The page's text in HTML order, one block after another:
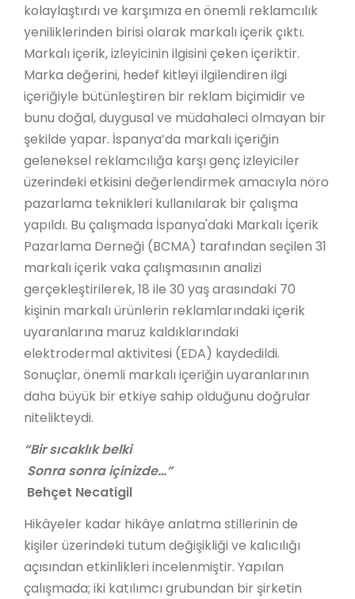
kolaylaştırdı ve karşımıza en önemli reklamcılık
yeniliklerinden birisi olarak markalı içerik çıktı.
Markalı içerik, izleyicinin ilgisini çeken içeriktir.
Marka değerini, hedef kitleyi ilgilendiren ilgi
içeriğiyle bütünleştiren bir reklam biçimidir ve
bunu doğal, duygusal ve müdahaleci olmayan bir
şekilde yapar. İspanya’da markalı içeriğin
geleneksel reklamcılığa karşı genç izleyiciler
üzerindeki etkisini değerlendirmek amacıyla nöro
pazarlama teknikleri kullanılarak bir çalışma
yapıldı. Bu çalışmada İspanya'daki Markalı İçerik
Pazarlama Derneği (BCMA) tarafından seçilen 31
markalı içerik vaka çalışmasının analizi
gerçekleştirilerek, 18 ile 30 yaş arasındaki 70
kişinin markalı ürünlerin reklamlarındaki içerik
uyaranlarına maruz kaldıklarındaki
elektrodermal aktivitesi (EDA) kaydedildi.
Sonuçlar, önemli markalı içeriğin uyaranlarının
daha büyük bir etkiye sahip olduğunu doğrular
nitelikteydi.
“Bir sıcaklık belki
Sonra sonra içinizde…”
Behçet Necatigil
Hikâyeler kadar hikâye anlatma stillerinin de
kişiler üzerindeki tutum değişikliği ve kalıcılığı
açısından etkinlikleri incelenmiştir. Yapılan
çalışmada; iki katılımcı grubundan bir şirketin